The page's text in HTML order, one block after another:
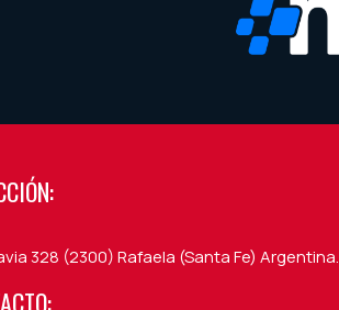
328 (2300) Rafaela (Santa Fe) Argentina.